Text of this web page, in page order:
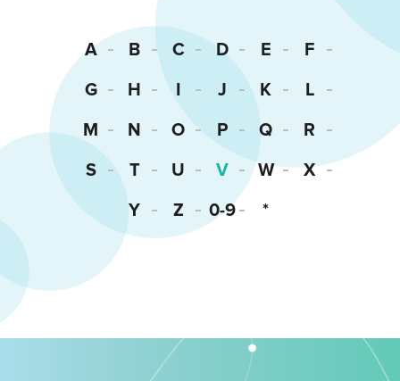
A B C D E
F
G
H I J K
L
M
N O P Q
R
S
T U V W
X
Y
Z 0-9 *